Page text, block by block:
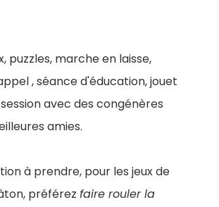
puzzles, marche en laisse,
, séance d'éducation, jouet
avec des congénères
amies.
à prendre, pour les jeux de
préférez faire rouler la